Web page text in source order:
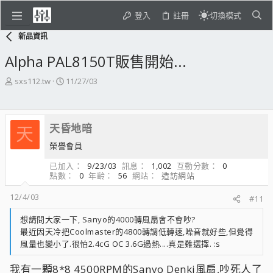
登入 註冊 切換模式
新品資訊
Alpha PAL8150T販售開始...
主
起
人
sxs112.tw
開
期
11/27/03
天 天昏地暗
榮譽會員
已加入
9/23/03 訊息 1,002 互動分數
0
點數
0 年齡 56 網站
造訪網站
12/4/03
#11
想請問大家一下, Sanyo的4000轉風扇會不會吵?
最近因天冷把Coolmaster的4800轉調低轉速,噪音就好些,但覺得
風量也變小了.很怕2.4cG OC 3.6G過熱....真是難選擇. :s
我有一顆8*8 4500RPM的Sanyo Denki風扇,吵死人了